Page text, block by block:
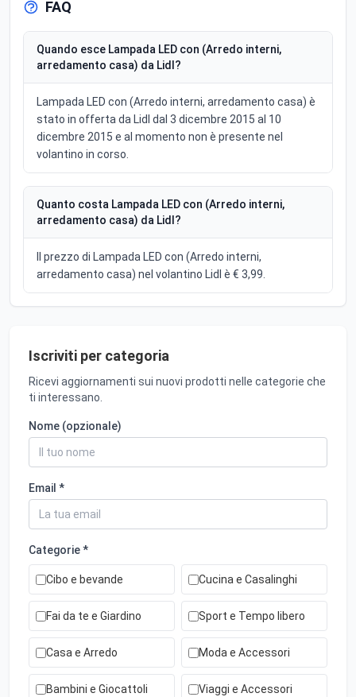
FAQ
Quando esce Lampada LED con (Arredo interni,
arredamento casa) da Lidl?
Lampada LED con (Arredo interni, arredamento casa) è
stato in offerta da Lidl dal 3 dicembre 2015 al 10
dicembre 2015 e al momento non è presente nel
volantino in corso.
Quanto costa Lampada LED con (Arredo interni,
arredamento casa) da Lidl?
Il prezzo di Lampada LED con (Arredo interni,
arredamento casa) nel volantino Lidl è € 3,99.
Iscriviti per categoria
Ricevi aggiornamenti sui nuovi prodotti nelle categorie che
ti interessano.
Nome (opzionale)
Email *
Categorie *
Cibo e bevande Cucina e Casalinghi
Fai da te e Giardino Sport e Tempo libero
Casa e Arredo Moda e Accessori
Bambini e Giocattoli Viaggi e Accessori